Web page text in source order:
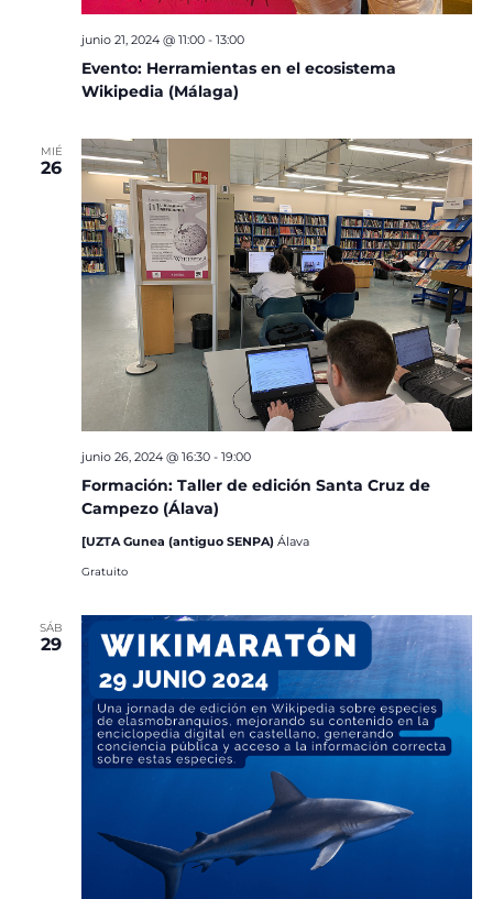
Evento: Herramientas en el ecosistema
Wikipedia (Málaga)
junio 21, 2024 @ 11:00- 13:00
MIÉ
26
Formación: Taller de edición Santa Cruz de
Campezo (Álava)
junio 26, 2024 @ 16:30- 19:00
[UZTA Gunea (antiguo SENPA) Álava
Gratuito
SÁB
29